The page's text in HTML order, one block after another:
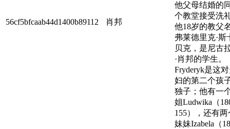
56cf5bfcaab44d1400b89112 肖邦
他父母结婚的
个教堂接受洗
他18岁的教父
弗莱德里克·斯
贝克，是尼古
·肖邦的学生。
Fryderyk是这
妇的第二个孩
独子；他有一
姐Ludwika（
155），还有两
妹妹Izabela（